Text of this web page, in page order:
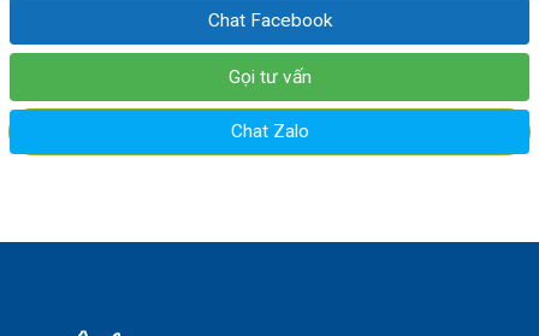
Chat Facebook
Gọi tư vấn
Chat Zalo